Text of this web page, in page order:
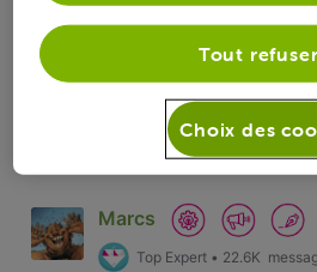
Oldest First
Selected
Oldest
FirstMarcs
Top Expert • 22.6K
Tout refuser
Choix des